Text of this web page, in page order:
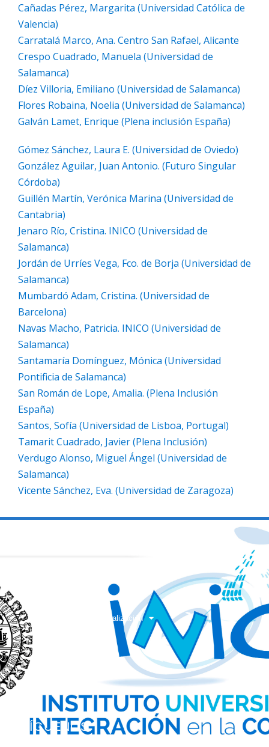
Cañadas Pérez, Margarita (Universidad Católica de
Valencia)
Carratalá Marco, Ana. Centro San Rafael, Alicante
Crespo Cuadrado, Manuela (Universidad de
Salamanca)
Díez Villoria, Emiliano (Universidad de Salamanca)
Flores Robaina, Noelia (Universidad de Salamanca)
Galván Lamet, Enrique (Plena inclusión España)
Gómez Sánchez, Laura E. (Universidad de Oviedo)
González Aguilar, Juan Antonio. (Futuro Singular
Córdoba)
Guillén Martín, Verónica Marina (Universidad de
Cantabria)
Jenaro Río, Cristina. INICO (Universidad de
Salamanca)
Jordán de Urríes Vega, Fco. de Borja (Universidad de
Salamanca)
Mumbardó Adam, Cristina. (Universidad de
Barcelona)
Navas Macho, Patricia. INICO (Universidad de
Salamanca)
Santamaría Domínguez, Mónica (Universidad
Pontificia de Salamanca)
San Román de Lope, Amalia. (Plena Inclusión
España)
Santos, Sofía (Universidad de Lisboa, Portugal)
Tamarit Cuadrado, Javier (Plena Inclusión)
Verdugo Alonso, Miguel Ángel (Universidad de
Salamanca)
Vicente Sánchez, Eva. (Universidad de Zaragoza)
XIV Seminario de Actualización
SÍGUENOS